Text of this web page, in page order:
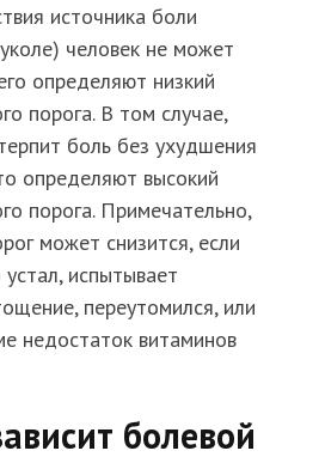
источника боли
человек не может
определяют низкий
порога. В том случае,
боль без ухудшения
определяют высокий
порога. Примечательно,
может снизится, если
испытывает
переутомился, или
недостаток витаминов
болевой